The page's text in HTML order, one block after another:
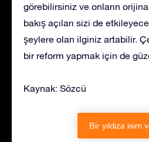
görebilirsiniz ve onların
bakış açıları sizi de
şeylere olan ilginiz artabilir.
bir reform yapmak için de
Kaynak: Sözcü
Bir yıldıza isim